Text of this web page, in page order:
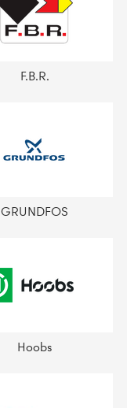
F.B.R.
GRUNDFOS
Hoobs